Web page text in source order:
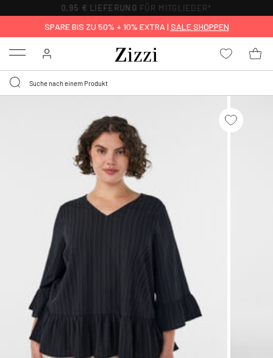
0,95 € LIEFERUNG FÜR MITGLIEDER*
SPARE BIS ZU 50% + 10% EXTRA | SALE SHOPPEN
Menu